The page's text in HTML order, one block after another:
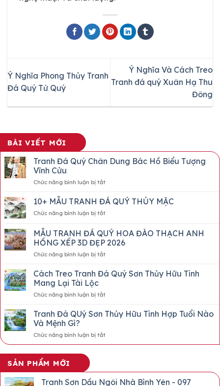
Ý Nghĩa Phong Thủy Tranh
Đá Quý Tứ Quý
Ý Nghĩa Và Cách Treo
Tranh đá quý Xuân Hạ Thu
Đông
BÀI VIẾT MỚI
Tranh Đá Quý Chân Dung Bác Hồ Biểu Tượng
Vĩnh Cửu
Chức năng bình luận bị tắtở
Đá
Bác
Hồ
Cửu
10+ MẪU TRANH ĐÁ QUÝ THỦY MẶC
Chức năng bình luận bị tắtở
MẪU
TRANH
ĐÁ
QUÝ
MẶC
MẪU TRANH ĐÁ QUÝ HOA ĐÀO THẠCH ANH
HỒNG XẾP 3D ĐẸP 2026
Chức năng bình luận bị tắtở
TRANH
HOA
THẠCH
3D
Cách Treo Tranh Đá Quý Sơn Thủy Hữu Tình
Mang Lại Tài Lộc
Chức năng bình luận bị tắtở
Treo
Tranh
Quý
Sơn
Mang
Tranh Đá QUý Sơn Thủy Hữu Tình Hợp Tuổi Nào
Và Mệnh Gì?
Chức năng bình luận bị tắtở
Tranh
Hữu
SẢN PHẨM MỚI
Tranh Sơn Dầu Ngôi Nhà Bình Yên - 097